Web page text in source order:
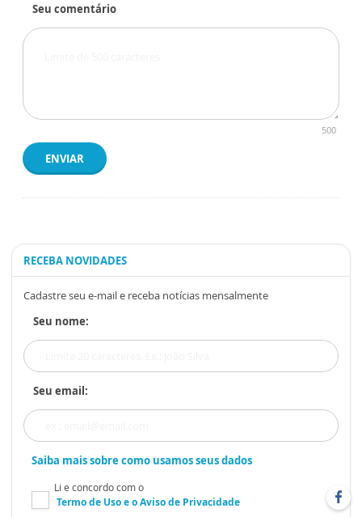
Seu comentário
500
ENVIAR
RECEBA NOVIDADES
Cadastre seu e-mail e receba notícias mensalmente
Seu nome:
Seu email:
Saiba mais sobre como usamos seus dados
Li e concordo com o
Termo de Usoe oAviso de Privacidade